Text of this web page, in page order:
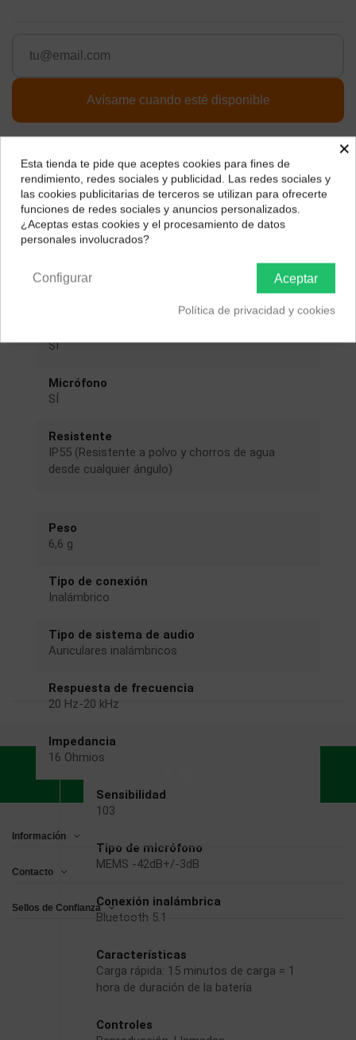
Descripción
CARACTERÍSTICAS
32 Horas
SÍ
Micrófono
SÍ
Resistente
IP55 (Resistente a polvo y chorros de agua
desde cualquier ángulo)
Peso
6,6 g
Tipo de conexión
Inalámbrico
Tipo de sistema de audio
Auriculares inalámbricos
Respuesta de frecuencia
20 Hz-20 kHz
Impedancia
16 Ohmios
Sensibilidad
103
Tipo de micrófono
MEMS -42dB+/-3dB
Conexión inalámbrica
Bluetooth 5.1
Características
Carga rápida: 15 minutos de carga = 1
hora de duración de la batería
Controles
Información
Contacto
Sellos de Confianza
¿Dónde deseas recibir tu pedido?
Selecciona tu ubicación para mostrarte los precios e
impuestos correctos para tu región.
×
Esta tienda te pide que aceptes cookies para fines de
rendimiento, redes sociales y publicidad. Las redes sociales y
las cookies publicitarias de terceros se utilizan para ofrecerte
funciones de redes sociales y anuncios personalizados.
¿Aceptas estas cookies y el procesamiento de datos
personales involucrados?
Aceptar
Configurar
Política de privacidad y cookies